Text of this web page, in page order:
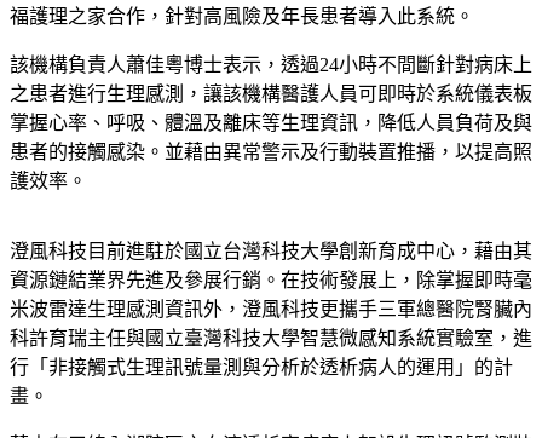
福護理之家合作，針對高風險及年長患者導入此系統。
該機構負責人蕭佳粵博士表示，透過24小時不間斷針對病床上
之患者進行生理感測，讓該機構醫護人員可即時於系統儀表板
掌握心率、呼吸、體溫及離床等生理資訊，降低人員負荷及與
患者的接觸感染。並藉由異常警示及行動裝置推播，以提高照
護效率。
澄風科技目前進駐於國立台灣科技大學創新育成中心，藉由其
資源鏈結業界先進及參展行銷。在技術發展上，除掌握即時毫
米波雷達生理感測資訊外，澄風科技更攜手三軍總醫院腎臟內
科許育瑞主任與國立臺灣科技大學智慧微感知系統實驗室，進
行「非接觸式生理訊號量測與分析於透析病人的運用」的計
畫。